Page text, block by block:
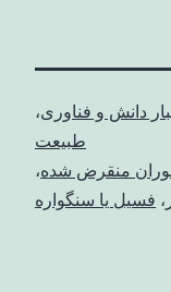
دانش و فناوری،
طبیعت
منقرض شده،
، فسیل یا سنگواره